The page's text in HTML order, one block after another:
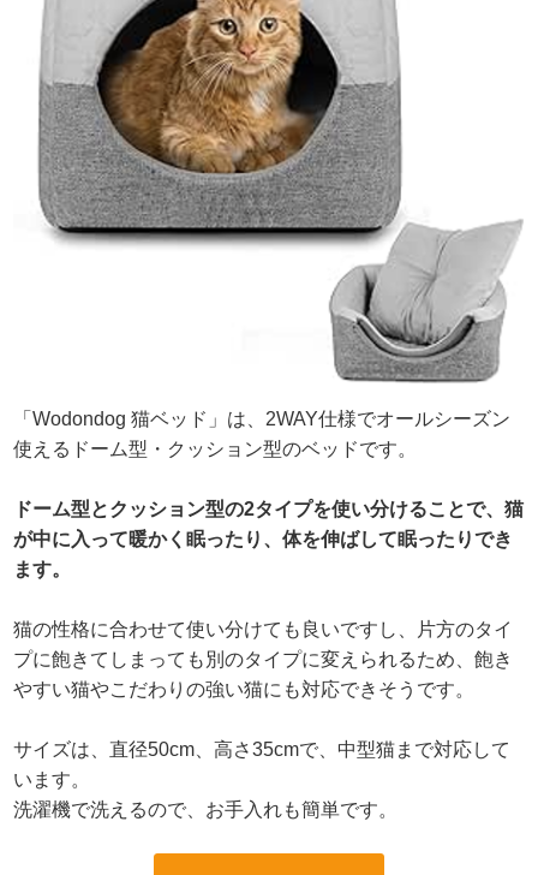
「Wodondog 猫ベッド」は、2WAY仕様でオールシーズン
使えるドーム型・クッション型のベッドです。
ドーム型とクッション型の2タイプを使い分けることで、猫
が中に入って暖かく眠ったり、体を伸ばして眠ったりでき
ます。
猫の性格に合わせて使い分けても良いですし、片方のタイ
プに飽きてしまっても別のタイプに変えられるため、飽き
やすい猫やこだわりの強い猫にも対応できそうです。
サイズは、直径50cm、高さ35cmで、中型猫まで対応して
います。
洗濯機で洗えるので、お手入れも簡単です。